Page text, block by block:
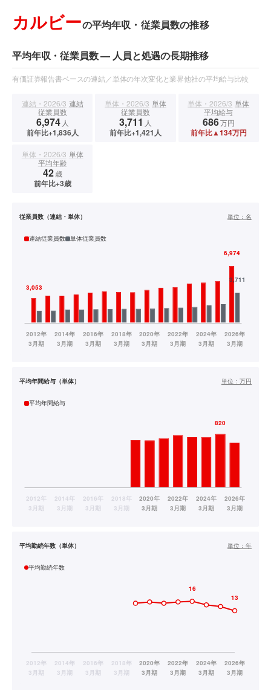
カルビーの平均年収・従業員数の推移
平均年収・従業員数 — 人員と処遇の長期推移
有価証券報告書ベースの連結／単体の年次変化と業界他社の平均給与比較
連結・2026/3 連結
従業員数
6,974 人
前年比+1,836人
単体・2026/3 単体
従業員数
3,711 人
前年比+1,421人
単体・2026/3 単体
平均給与
686万円
前年比▲134万円
単体・2026/3 単体
平均年齢
42歳
前年比+3歳
従業員数（連結・単体） 単位： 名
連結従業員数 単体従業員数
平均年間給与（単体） 単位： 万円
平均年間給与
平均勤続年数（単体） 単位： 年
平均勤続年数